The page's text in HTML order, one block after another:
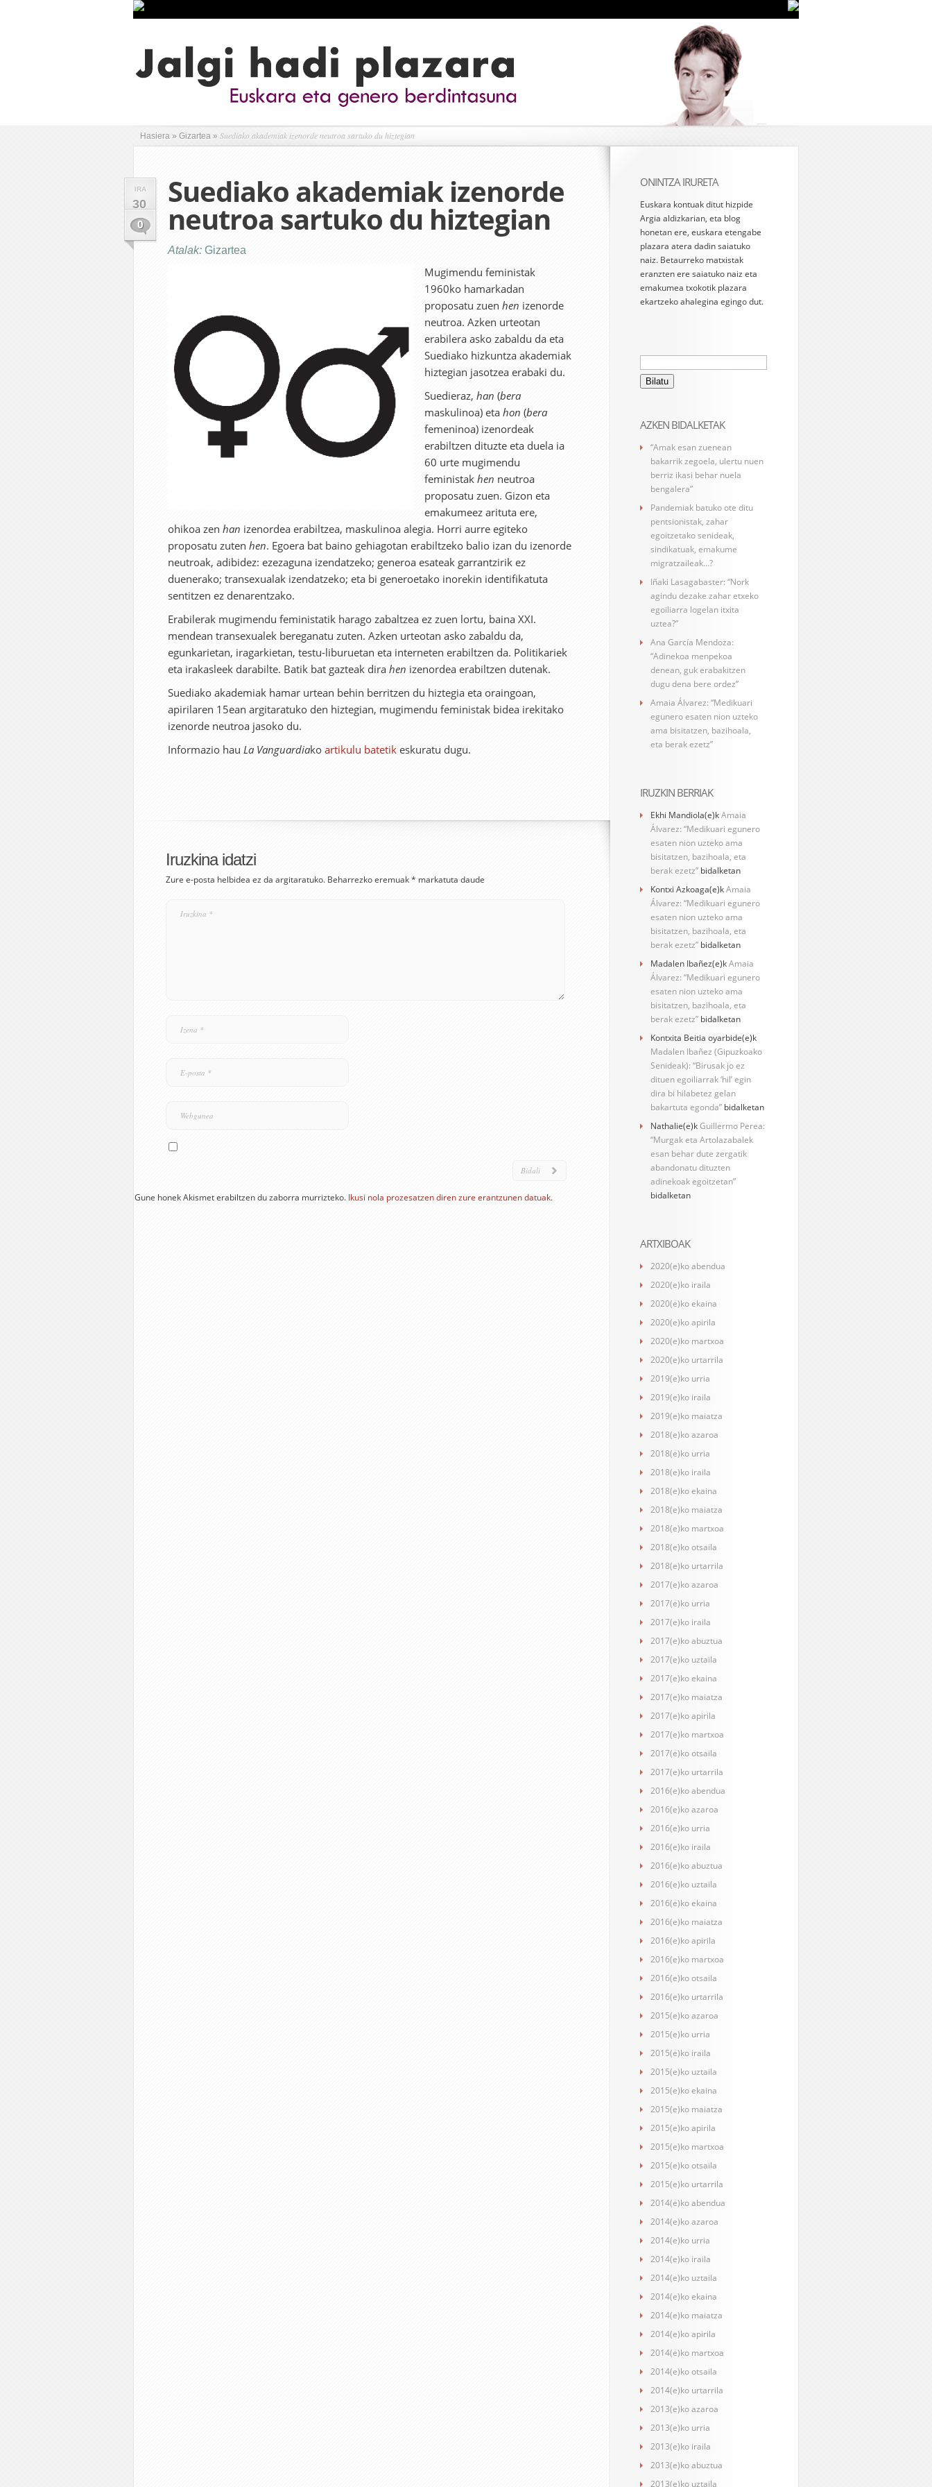
Hasiera » Gizartea » Suediako akademiak izenorde neutroa sartuko du hiztegian
IRA
30
0
Suediako akademiak izenorde
neutroa sartuko du hiztegian
Atalak: Gizartea
Mugimendu feministak
1960ko hamarkadan
proposatu zuen hen izenorde
neutroa. Azken urteotan
erabilera asko zabaldu da eta
Suediako hizkuntza akademiak
hiztegian jasotzea erabaki du.
Suedieraz, han (bera
maskulinoa) eta hon (bera
femeninoa) izenordeak
erabiltzen dituzte eta duela ia
60 urte mugimendu
feministak hen neutroa
proposatu zuen. Gizon eta
emakumeez arituta ere,
ohikoa zen han izenordea erabiltzea, maskulinoa alegia. Horri aurre egiteko
proposatu zuten hen. Egoera bat baino gehiagotan erabiltzeko balio izan du izenorde
neutroak, adibidez: ezezaguna izendatzeko; generoa esateak garrantzirik ez
duenerako; transexualak izendatzeko; eta bi generoetako inorekin identifikatuta
sentitzen ez denarentzako.
Erabilerak mugimendu feministatik harago zabaltzea ez zuen lortu, baina XXI.
mendean transexualek bereganatu zuten. Azken urteotan asko zabaldu da,
egunkarietan, iragarkietan, testu-liburuetan eta interneten erabiltzen da. Politikariek
eta irakasleek darabilte. Batik bat gazteak dira hen izenordea erabiltzen dutenak.
Suediako akademiak hamar urtean behin berritzen du hiztegia eta oraingoan,
apirilaren 15ean argitaratuko den hiztegian, mugimendu feministak bidea irekitako
izenorde neutroa jasoko du.
Informazio hau La Vanguardiako artikulu batetik eskuratu dugu.
Iruzkina idatzi
Zure e-posta helbidea ez da argitaratuko. Beharrezko eremuak* markatuta daude
Gune honek Akismet erabiltzen du zaborra murrizteko. Ikusi nola prozesatzen diren zure erantzunen datuak.
ONINTZA IRURETA
Euskara kontuak ditut hizpide
Argia aldizkarian, eta blog
honetan ere, euskara etengabe
plazara atera dadin saiatuko
naiz. Betaurreko matxistak
eranzten ere saiatuko naiz eta
emakumea txokotik plazara
ekartzeko ahalegina egingo dut.
Bilatu:
AZKEN BIDALKETAK
“Amak esan zuenean
bakarrik zegoela, ulertu nuen
berriz ikasi behar nuela
bengalera”
Pandemiak batuko ote ditu
pentsionistak, zahar
egoitzetako senideak,
sindikatuak, emakume
migratzaileak…?
Iñaki Lasagabaster: “Nork
agindu dezake zahar etxeko
egoiliarra logelan itxita
uztea?”
Ana García Mendoza:
“Adinekoa menpekoa
denean, guk erabakitzen
dugu dena bere ordez”
Amaia Álvarez: “Medikuari
egunero esaten nion uzteko
ama bisitatzen, bazihoala,
eta berak ezetz”
IRUZKIN BERRIAK
Ekhi Mandiola(e)kAmaia
Álvarez: “Medikuari egunero
esaten nion uzteko ama
bisitatzen, bazihoala, eta
berak ezetz” bidalketan
Kontxi Azkoaga(e)kAmaia
Álvarez: “Medikuari egunero
esaten nion uzteko ama
bisitatzen, bazihoala, eta
berak ezetz” bidalketan
Madalen Ibañez(e)kAmaia
Álvarez: “Medikuari egunero
esaten nion uzteko ama
bisitatzen, bazihoala, eta
berak ezetz” bidalketan
Kontxita Beitia oyarbide(e)k
Madalen Ibañez (Gipuzkoako
Senideak): “Birusak jo ez
dituen egoiliarrak ‘hil’ egin
dira bi hilabetez gelan
bakartuta egonda” bidalketan
Nathalie(e)kGuillermo Perea:
“Murgak eta Artolazabalek
esan behar dute zergatik
abandonatu dituzten
adinekoak egoitzetan”
bidalketan
ARTXIBOAK
2020(e)ko abendua
2020(e)ko iraila
2020(e)ko ekaina
2020(e)ko apirila
2020(e)ko martxoa
2020(e)ko urtarrila
2019(e)ko urria
2019(e)ko iraila
2019(e)ko maiatza
2018(e)ko azaroa
2018(e)ko urria
2018(e)ko iraila
2018(e)ko ekaina
2018(e)ko maiatza
2018(e)ko martxoa
2018(e)ko otsaila
2018(e)ko urtarrila
2017(e)ko azaroa
2017(e)ko urria
2017(e)ko iraila
2017(e)ko abuztua
2017(e)ko uztaila
2017(e)ko ekaina
2017(e)ko maiatza
2017(e)ko apirila
2017(e)ko martxoa
2017(e)ko otsaila
2017(e)ko urtarrila
2016(e)ko abendua
2016(e)ko azaroa
2016(e)ko urria
2016(e)ko iraila
2016(e)ko abuztua
2016(e)ko uztaila
2016(e)ko ekaina
2016(e)ko maiatza
2016(e)ko apirila
2016(e)ko martxoa
2016(e)ko otsaila
2016(e)ko urtarrila
2015(e)ko azaroa
2015(e)ko urria
2015(e)ko iraila
2015(e)ko uztaila
2015(e)ko ekaina
2015(e)ko maiatza
2015(e)ko apirila
2015(e)ko martxoa
2015(e)ko otsaila
2015(e)ko urtarrila
2014(e)ko abendua
2014(e)ko azaroa
2014(e)ko urria
2014(e)ko iraila
2014(e)ko uztaila
2014(e)ko ekaina
2014(e)ko maiatza
2014(e)ko apirila
2014(e)ko martxoa
2014(e)ko otsaila
2014(e)ko urtarrila
2013(e)ko azaroa
2013(e)ko urria
2013(e)ko iraila
2013(e)ko abuztua
2013(e)ko uztaila